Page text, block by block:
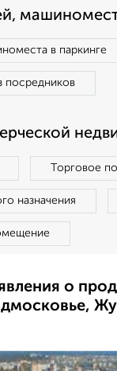
в паркинге
посредников
Торговое
назначения
о